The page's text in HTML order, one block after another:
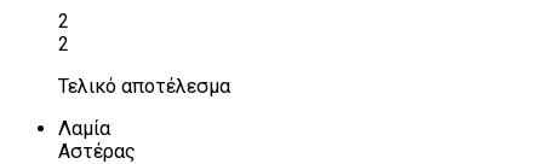
2
2
Τελικό αποτέλεσμα
Λαμία
Αστέρας